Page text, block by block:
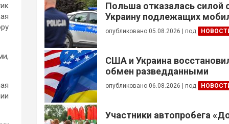
Польша отказалась силой
Украину подлежащих
опубликовано 05.08.2026 под
США и Украина
обмен разведданными
опубликовано 06.08.2026 под
Участники автопробега